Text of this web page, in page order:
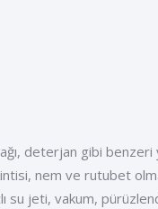
deterjan gibi benzeri
nem ve rutubet
su jeti, vakum,